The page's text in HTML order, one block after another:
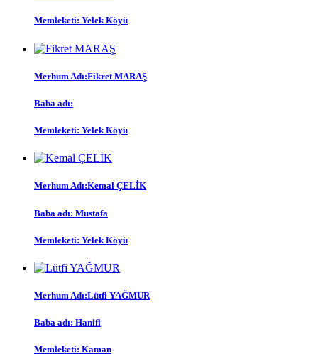
Memleketi: Yelek Köyü
Merhum Adı:Fikret MARAŞ
Baba adı:
Memleketi: Yelek Köyü
Merhum Adı:Kemal ÇELİK
Baba adı: Mustafa
Memleketi: Yelek Köyü
Merhum Adı:Lütfi YAĞMUR
Baba adı: Hanifi
Memleketi: Kaman